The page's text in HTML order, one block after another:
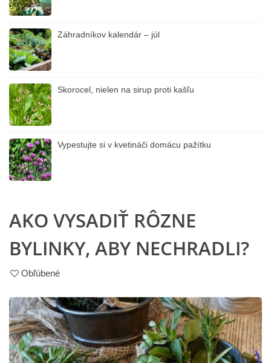
Záhradníkov kalendár – júl
Skorocel, nielen na sirup proti kašľu
Vypestujte si v kvetináči domácu pažítku
AKO VYSADIŤ RÔZNE
BYLINKY, ABY NECHRADLI?
Obľúbené